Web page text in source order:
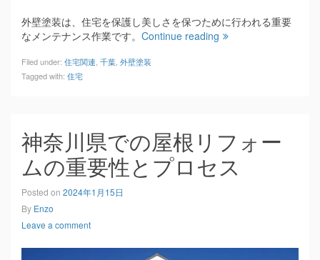
外壁塗装は、住宅を保護し美しさを保つために行われる重要
なメンテナンス作業です。 Continue reading
Filed under: 住宅関連, 千葉, 外壁塗装
Tagged with: 住宅
神奈川県での屋根リフォー
ムの重要性とプロセス
Posted on 2024年1月15日
By Enzo
Leave a comment